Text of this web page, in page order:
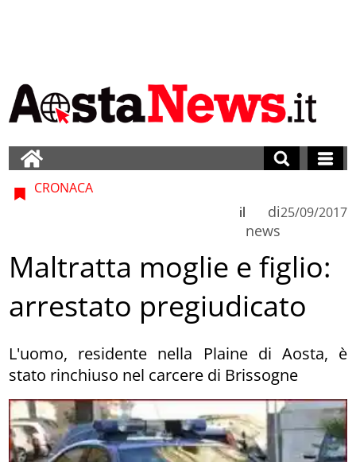
CRONACA
di
news
il 25/09/2017
Maltratta moglie e figlio:
arrestato pregiudicato
L'uomo, residente nella Plaine di Aosta, è
stato rinchiuso nel carcere di Brissogne